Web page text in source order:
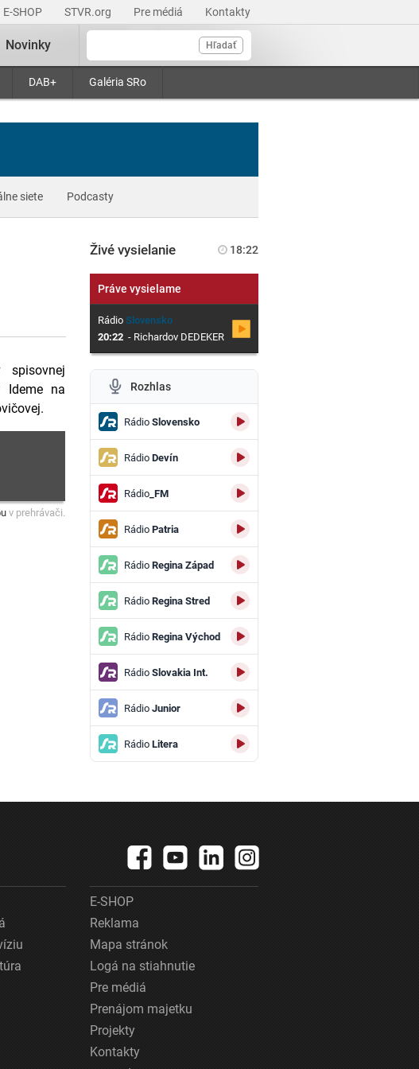
E-SHOP STVR.org Pre médiá Kontakty
Hľadať
DAB+ Galéria SRo
Novinky
siete Podcasty
Ideme na
v prehrávači.
Živé vysielanie 18:22
Práve vysielame
RádioSlovensko
20:22 - Richardov DEDEKER
Rozhlas
RádioSlovensko
RádioDevín
Rádio_FM
RádioPatria
RádioRegina Západ
RádioRegina Stred
RádioRegina Východ
RádioSlovakia Int.
RádioJunior
RádioLitera
E-SHOP
Reklama
Mapa stránok
Logá na stiahnutie
Pre médiá
Prenájom majetku
Projekty
Kontakty